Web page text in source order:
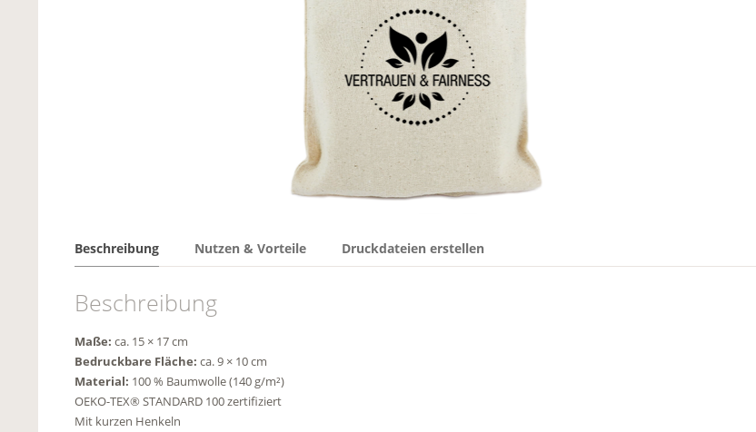
Beschreibung Nutzen & Vorteile Druckdateien erstellen
Beschreibung
Maße: ca. 15 × 17 cm
Bedruckbare Fläche: ca. 9 × 10 cm
Material: 100 % Baumwolle (140 g/m²)
OEKO-TEX® STANDARD 100 zertifiziert
Mit kurzen Henkeln